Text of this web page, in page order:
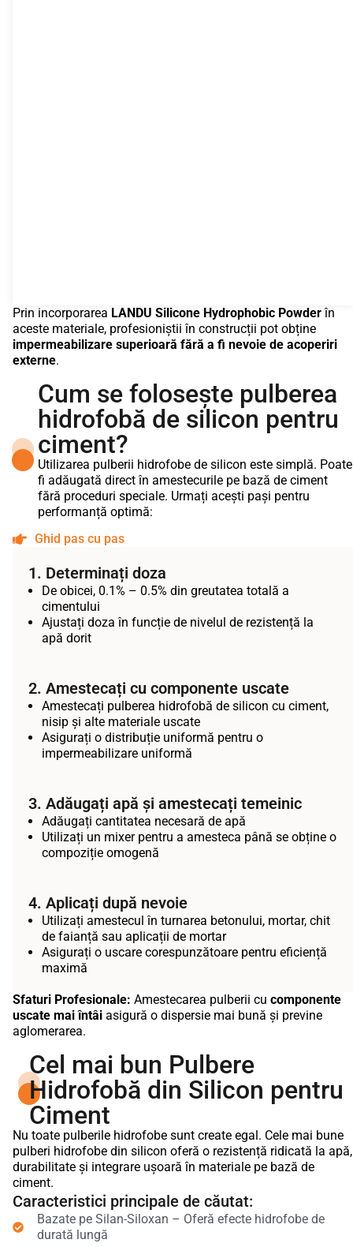
Prin incorporarea LANDU Silicone Hydrophobic Powderîn
aceste materiale, profesioniștii în construcții pot obține
impermeabilizare superioară fără a fi nevoie de acoperiri
externe.
Cum se folosește pulberea
hidrofobă de silicon pentru
ciment?
Utilizarea pulberii hidrofobe de silicon este simplă. Poate
fi adăugată direct în amestecurile pe bază de ciment
fără proceduri speciale. Urmați acești pași pentru
performanță optimă:
Ghid pas cu pas
1. Determinați doza
De obicei, 0.1% – 0.5% din greutatea totală a
cimentului
Ajustați doza în funcție de nivelul de rezistență la
apă dorit
2. Amestecați cu componente uscate
Amestecați pulberea hidrofobă de silicon cu ciment,
nisip și alte materiale uscate
Asigurați o distribuție uniformă pentru o
impermeabilizare uniformă
3. Adăugați apă și amestecați temeinic
Adăugați cantitatea necesară de apă
Utilizați un mixer pentru a amesteca până se obține o
compoziție omogenă
4. Aplicați după nevoie
Utilizați amestecul în turnarea betonului, mortar, chit
de faianță sau aplicații de mortar
Asigurați o uscare corespunzătoare pentru eficiență
maximă
Sfaturi Profesionale: Amestecarea pulberii cu componente
uscate mai întâi asigură o dispersie mai bună și previne
aglomerarea.
Cel mai bun Pulbere
Hidrofobă din Silicon pentru
Ciment
Nu toate pulberile hidrofobe sunt create egal. Cele mai bune
pulberi hidrofobe din silicon oferă o rezistență ridicată la apă,
durabilitate și integrare ușoară în materiale pe bază de
ciment.
Caracteristici principale de căutat:
Bazate pe Silan-Siloxan – Oferă efecte hidrofobe de
durată lungă